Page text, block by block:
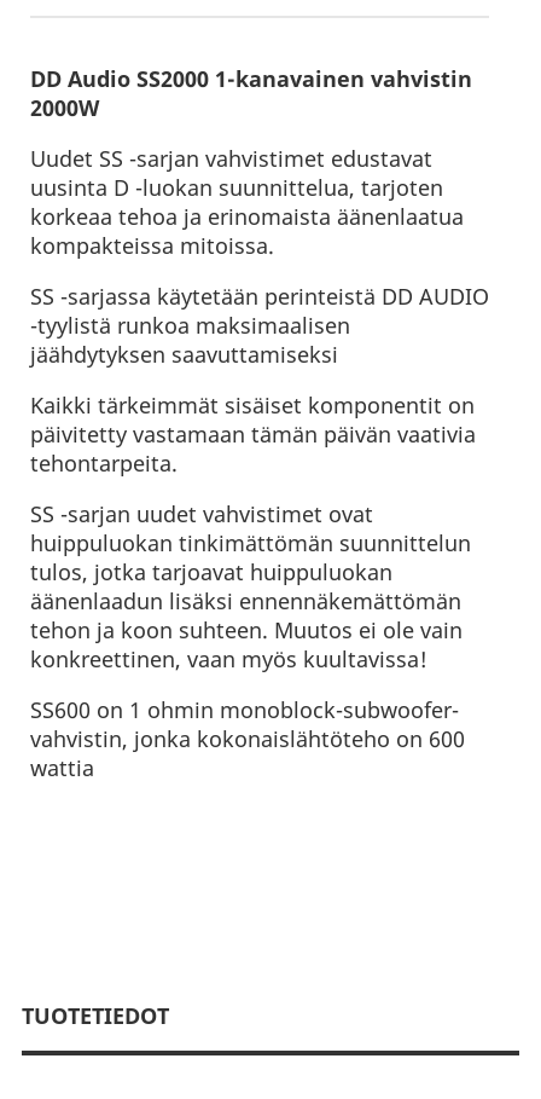
DD Audio SS2000 1-kanavainen vahvistin
2000W
Uudet SS -sarjan vahvistimet edustavat
uusinta D -luokan suunnittelua, tarjoten
korkeaa tehoa ja erinomaista äänenlaatua
kompakteissa mitoissa.
SS -sarjassa käytetään perinteistä DD AUDIO
-tyylistä runkoa maksimaalisen
jäähdytyksen saavuttamiseksi
Kaikki tärkeimmät sisäiset komponentit on
päivitetty vastamaan tämän päivän vaativia
tehontarpeita.
SS -sarjan uudet vahvistimet ovat
huippuluokan tinkimättömän suunnittelun
tulos, jotka tarjoavat huippuluokan
äänenlaadun lisäksi ennennäkemättömän
tehon ja koon suhteen. Muutos ei ole vain
konkreettinen, vaan myös kuultavissa!
SS600 on 1 ohmin monoblock-subwoofer-
vahvistin, jonka kokonaislähtöteho on 600
wattia
TUOTETIEDOT